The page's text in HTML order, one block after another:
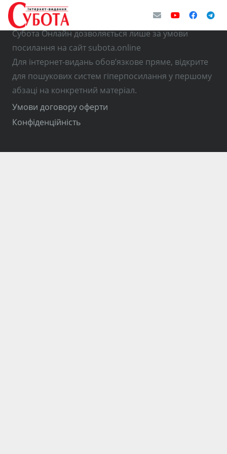
© Використання матеріалів з інтернет-видання
Субота Онлайн дозволяється лише за умови
посилання на сайт subota.online
Для інтернет-видань обов’язкове пряме, відкрите
для пошукових систем гіперпосилання у першому
абзаці на конкретний матеріал.
Умови договору оферти
Конфіденційність